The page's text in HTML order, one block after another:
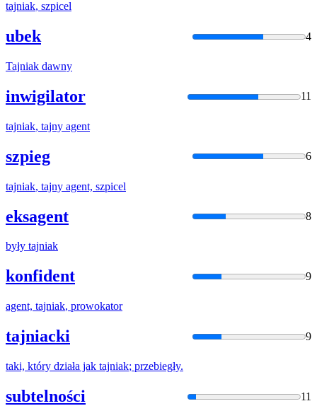
tajniak, szpicel
ubek 4
Tajniak dawny
inwigilator 11
tajniak, tajny agent
szpieg 6
tajniak, tajny agent, szpicel
eksagent 8
były tajniak
konfident 9
agent, tajniak, prowokator
tajniacki 9
taki, który działa jak tajniak; przebiegły.
subtelności 11